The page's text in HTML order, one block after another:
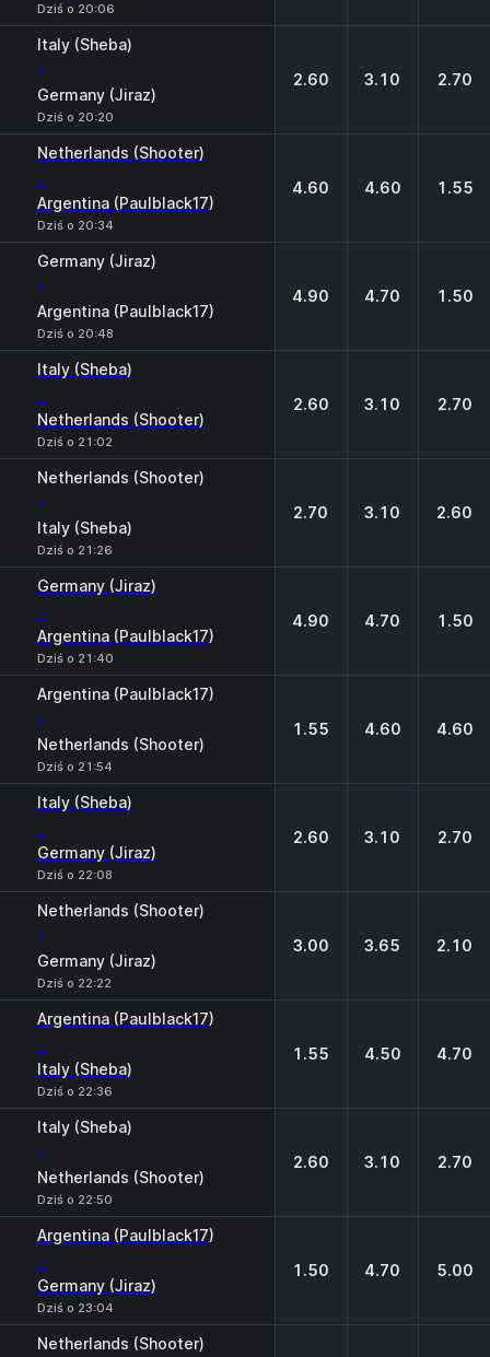
Dziś o 20:06
Italy (Sheba)
-
Germany (Jiraz)
Dziś o 20:20
2.60 3.10 2.70
Netherlands (Shooter)
-
Argentina (Paulblack17)
Dziś o 20:34
4.60 4.60 1.55
Germany (Jiraz)
-
Argentina (Paulblack17)
Dziś o 20:48
4.90 4.70 1.50
Italy (Sheba)
-
Netherlands (Shooter)
Dziś o 21:02
2.60 3.10 2.70
Netherlands (Shooter)
-
Italy (Sheba)
Dziś o 21:26
2.70 3.10 2.60
Germany (Jiraz)
-
Argentina (Paulblack17)
Dziś o 21:40
4.90 4.70 1.50
Argentina (Paulblack17)
-
Netherlands (Shooter)
Dziś o 21:54
1.55 4.60 4.60
Italy (Sheba)
-
Germany (Jiraz)
Dziś o 22:08
2.60 3.10 2.70
Netherlands (Shooter)
-
Germany (Jiraz)
Dziś o 22:22
3.00 3.65 2.10
Argentina (Paulblack17)
-
Italy (Sheba)
Dziś o 22:36
1.55 4.50 4.70
Italy (Sheba)
-
Netherlands (Shooter)
Dziś o 22:50
2.60 3.10 2.70
Argentina (Paulblack17)
-
Germany (Jiraz)
Dziś o 23:04
1.50 4.70 5.00
Netherlands (Shooter)